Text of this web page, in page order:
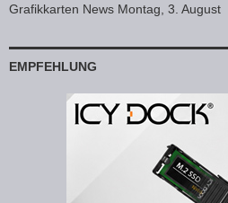
Grafikkarten News Montag, 3. August
EMPFEHLUNG